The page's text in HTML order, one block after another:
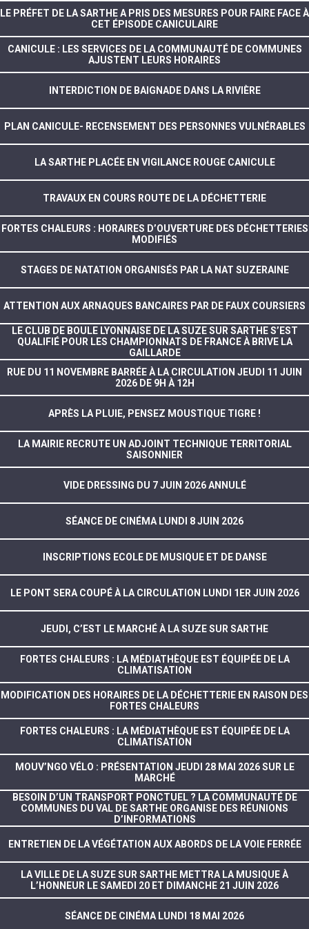
LE PRÉFET DE LA SARTHE A PRIS DES MESURES POUR FAIRE FACE À
CET ÉPISODE CANICULAIRE
CANICULE : LES SERVICES DE LA COMMUNAUTÉ DE COMMUNES
AJUSTENT LEURS HORAIRES
INTERDICTION DE BAIGNADE DANS LA RIVIÈRE
PLAN CANICULE- RECENSEMENT DES PERSONNES VULNÉRABLES
LA SARTHE PLACÉE EN VIGILANCE ROUGE CANICULE
TRAVAUX EN COURS ROUTE DE LA DÉCHETTERIE
FORTES CHALEURS : HORAIRES D’OUVERTURE DES DÉCHETTERIES
MODIFIÉS
STAGES DE NATATION ORGANISÉS PAR LA NAT SUZERAINE
ATTENTION AUX ARNAQUES BANCAIRES PAR DE FAUX COURSIERS
LE CLUB DE BOULE LYONNAISE DE LA SUZE SUR SARTHE S’EST
QUALIFIÉ POUR LES CHAMPIONNATS DE FRANCE À BRIVE LA
GAILLARDE
RUE DU 11 NOVEMBRE BARRÉE À LA CIRCULATION JEUDI 11 JUIN
2026 DE 9H À 12H
APRÈS LA PLUIE, PENSEZ MOUSTIQUE TIGRE !
LA MAIRIE RECRUTE UN ADJOINT TECHNIQUE TERRITORIAL
SAISONNIER
VIDE DRESSING DU 7 JUIN 2026 ANNULÉ
SÉANCE DE CINÉMA LUNDI 8 JUIN 2026
INSCRIPTIONS ECOLE DE MUSIQUE ET DE DANSE
LE PONT SERA COUPÉ À LA CIRCULATION LUNDI 1ER JUIN 2026
JEUDI, C’EST LE MARCHÉ À LA SUZE SUR SARTHE
FORTES CHALEURS : LA MÉDIATHÈQUE EST ÉQUIPÉE DE LA
CLIMATISATION
MODIFICATION DES HORAIRES DE LA DÉCHETTERIE EN RAISON DES
FORTES CHALEURS
FORTES CHALEURS : LA MÉDIATHÈQUE EST ÉQUIPÉE DE LA
CLIMATISATION
MOUV’NGO VÉLO : PRÉSENTATION JEUDI 28 MAI 2026 SUR LE
MARCHÉ
BESOIN D’UN TRANSPORT PONCTUEL ? LA COMMUNAUTÉ DE
COMMUNES DU VAL DE SARTHE ORGANISE DES RÉUNIONS
D’INFORMATIONS
ENTRETIEN DE LA VÉGÉTATION AUX ABORDS DE LA VOIE FERRÉE
LA VILLE DE LA SUZE SUR SARTHE METTRA LA MUSIQUE À
L’HONNEUR LE SAMEDI 20 ET DIMANCHE 21 JUIN 2026
SÉANCE DE CINÉMA LUNDI 18 MAI 2026